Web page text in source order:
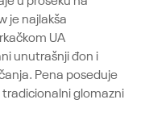
je najlakša
UA
unutrašnji đon i
Pena poseduje
glomazni